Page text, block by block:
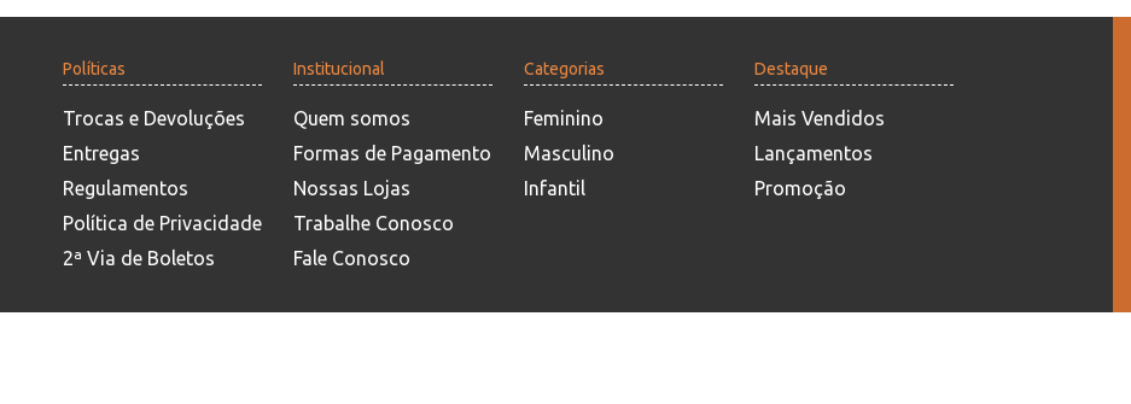
Políticas
Trocas e Devoluções
Entregas
Regulamentos
Política de Privacidade
2ª Via de Boletos
Institucional
Quem somos
Formas de Pagamento
Nossas Lojas
Trabalhe Conosco
Fale Conosco
Categorias
Feminino
Masculino
Infantil
Destaque
Mais Vendidos
Lançamentos
Promoção